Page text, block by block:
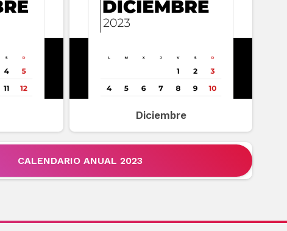
Diciembre
CALENDARIO ANUAL 2023